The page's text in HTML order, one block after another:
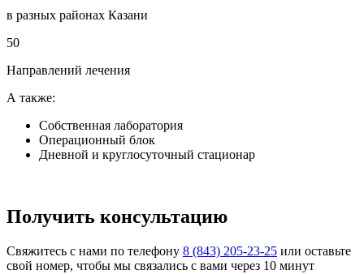
в разных районах Казани
50
Направлений лечения
А также:
Собственная лаборатория
Операционный блок
Дневной и круглосуточный стационар
Получить консультацию
Свяжитесь с нами по телефону 8 (843) 205-23-25 или оставьте
свой номер, чтобы мы связались с вами через 10 минут